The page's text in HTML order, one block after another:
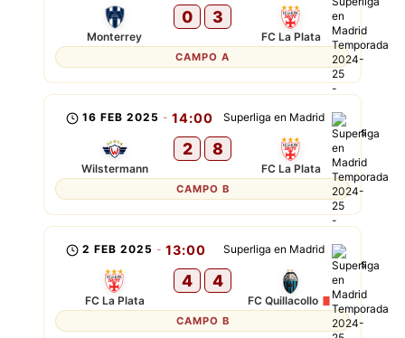
Monterrey
0 3
FC La Plata
CAMPO A
Superliga en Madrid
16 FEB 2025 - 14:00
Wilstermann
2 8
FC La Plata
CAMPO B
Superliga en Madrid
2 FEB 2025 - 13:00
FC La Plata
4 4
FC Quillacollo
CAMPO B